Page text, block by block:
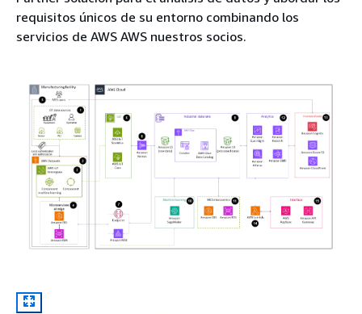
requisitos únicos de su entorno combinando los
servicios de AWS AWS nuestros socios.